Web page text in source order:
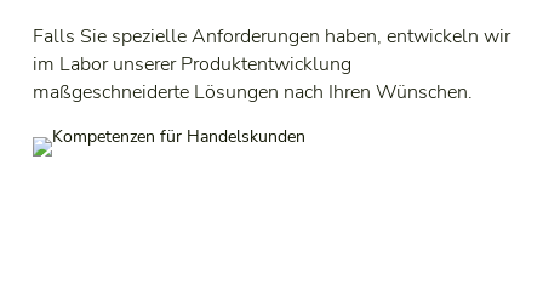
Falls Sie spezielle Anforderungen haben, entwickeln wir
im Labor unserer Produktentwicklung
maßgeschneiderte Lösungen nach Ihren Wünschen.